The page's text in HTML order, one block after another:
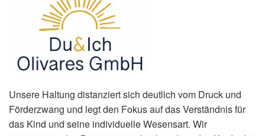
Unsere Haltung distanziert sich deutlich vom Druck und
Förderzwang und legt den Fokus auf das Verständnis für
das Kind und seine individuelle Wesensart. Wir